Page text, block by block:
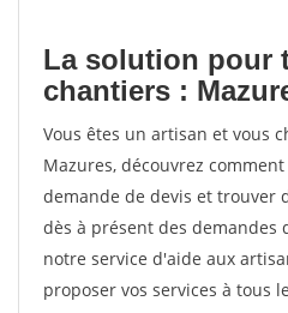
La solution pour
chantiers :
Vous êtes un artisan et vous
Mazures, découvrez
demande de devis et trouver
dès à présent des demandes
notre service d'aide aux
proposer vos services à tous